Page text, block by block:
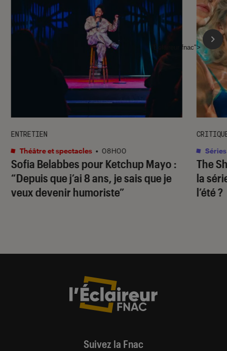
Sofia Belabbes pour Ketchup Mayo :
“Depuis que j’ai 8 ans, je sais que je
veux devenir humoriste”
ENTRETIEN
Théâtre et spectacles • 08H00
The
la
l’été ?
Séries
l'Éclaireur fnac">
Suivez la Fnac